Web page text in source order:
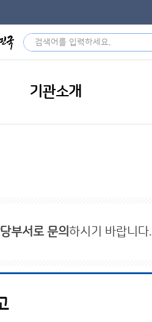
기관소개
부서로 문의하시기 바랍니다.